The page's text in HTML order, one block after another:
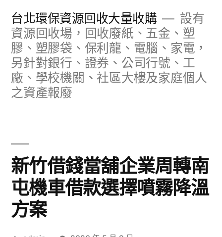
台北環保資源回收大量收購
設有
資源回收場，回收廢紙、五金、塑
膠、塑膠袋、保利龍、電腦、家電，
另針對銀行、證券、公司行號、工
廠、學校機關、社區大樓及家庭個人
之資產報廢
新竹借錢當舖企業周轉南
屯機車借款選擇噴霧降溫
方案